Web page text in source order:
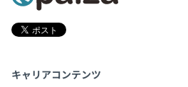
キャリアコンテンツ